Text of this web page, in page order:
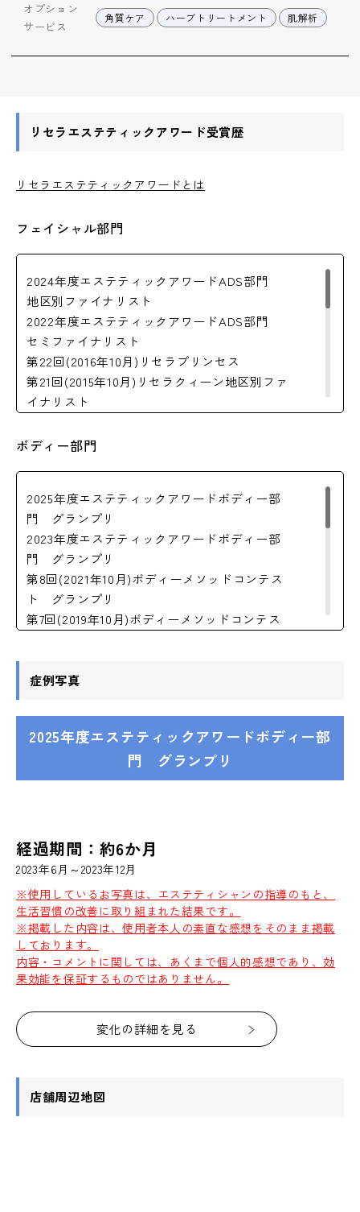
オプション
サービス
角質ケア ハーブトリートメント 肌解析
リセラエステティックアワード受賞歴
リセラエステティックアワードとは
フェイシャル部門
2024年度エステティックアワードADS部門
地区別ファイナリスト
2022年度エステティックアワードADS部門
セミファイナリスト
第22回(2016年10月)リセラプリンセス
第21回(2015年10月)リセラクィーン地区別ファ
イナリスト
第20回(2014年10月)リセラクィーン全国ファイ
イナリスト
第20回(2014年10月)リセラプリンセス
第18回(2012年10月)リセラクィーン全国ファイ
ナリスト
第1回トップオブリセラクィーン2011ドクター
ズ賞
第1回トップオブリセラクィーン2011ファイナ
ボディー部門
2025年度エステティックアワードボディー部
門 グランプリ
2023年度エステティックアワードボディー部
門 グランプリ
第8回(2021年10月)ボディーメソッドコンテス
ト グランプリ
第7回(2019年10月)ボディーメソッドコンテス
ト プリンセス（2名）
ト グランプリ
第4回(2016年10月)ボディーメソッドコンテス
第4回(2016年10月)ボディーメソッドコンテス
ト 準グランプリ
症例写真
2025年度エステティックアワードボディー部
門 グランプリ
経過期間：約6か月
2023年6月～2023年12月
※使用しているお写真は、エステティシャンの指導のもと、
生活習慣の改善に取り組まれた結果です。
※掲載した内容は、使用者本人の素直な感想をそのまま掲載
しております。
内容・コメントに関しては、あくまで個人的感想であり、効
果効能を保証するものではありません。
変化の詳細を見る
店舗周辺地図